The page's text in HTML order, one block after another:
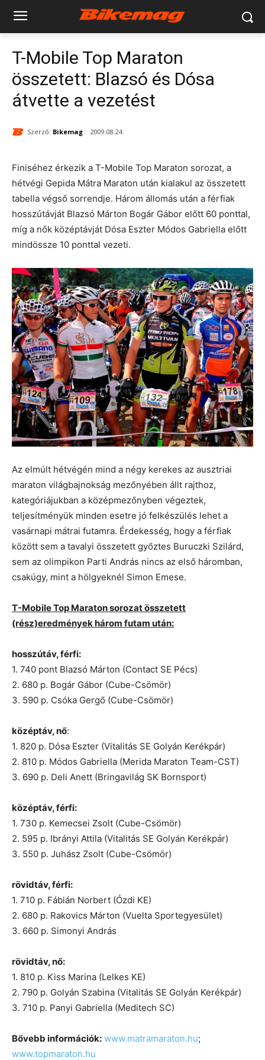
T-Mobile Top Maraton
összetett: Blazsó és Dósa
átvette a vezetést
Szerző: Bikemag 2009.08.24.
Finiséhez érkezik a T-Mobile Top Maraton sorozat, a
hétvégi Gepida Mátra Maraton után kialakul az összetett
tabella végső sorrendje. Három állomás után a férfiak
hosszútávját Blazsó Márton Bogár Gábor előtt 60 ponttal,
míg a nők középtávját Dósa Eszter Módos Gabriella előtt
mindössze 10 ponttal vezeti.
Az elmúlt hétvégén mind a négy kerekes az ausztriai
maraton világbajnokság mezőnyében állt rajthoz,
kategóriájukban a középmezőnyben végeztek,
teljesítményük minden esetre jó felkészülés lehet a
vasárnapi mátrai futamra. Érdekesség, hogy a férfiak
között sem a tavalyi összetett győztes Buruczki Szilárd,
sem az olimpikon Parti András nincs az első háromban,
csakúgy, mint a hölgyeknél Simon Emese.
T-Mobile Top Maraton sorozat összetett
(rész)eredmények három futam után:
hosszútáv, férfi:
1. 740 pont Blazsó Márton (Contact SE Pécs)
2. 680 p. Bogár Gábor (Cube-Csömör)
3. 590 p. Csóka Gergő (Cube-Csömör)
középtáv, nő:
1. 820 p. Dósa Eszter (Vitalitás SE Golyán Kerékpár)
2. 810 p. Módos Gabriella (Merida Maraton Team-CST)
3. 690 p. Deli Anett (Bringavilág SK Bornsport)
középtáv, férfi:
1. 730 p. Kemecsei Zsolt (Cube-Csömör)
2. 595 p. Ibrányi Attila (Vitalitás SE Golyán Kerékpár)
3. 550 p. Juhász Zsolt (Cube-Csömör)
rövidtáv, férfi:
1. 710 p. Fábián Norbert (Ózdi KE)
2. 680 p. Rakovics Márton (Vuelta Sportegyesület)
3. 660 p. Simonyi András
rövidtáv, nő:
1. 810 p. Kiss Marina (Lelkes KE)
2. 790 p. Golyán Szabina (Vitalitás SE Golyán Kerékpár)
3. 710 p. Panyi Gabriella (Meditech SC)
Bővebb információk: www.matramaraton.hu;
www.topmaraton.hu